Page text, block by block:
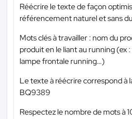
Réécrire le texte de façon
référencement naturel et sans
Mots clés à travailler : nom du
produit en le liant au running (ex
lampe frontale running…)
Le texte à réécrire correspond à
BQ9389
Respectez le nombre de mots à